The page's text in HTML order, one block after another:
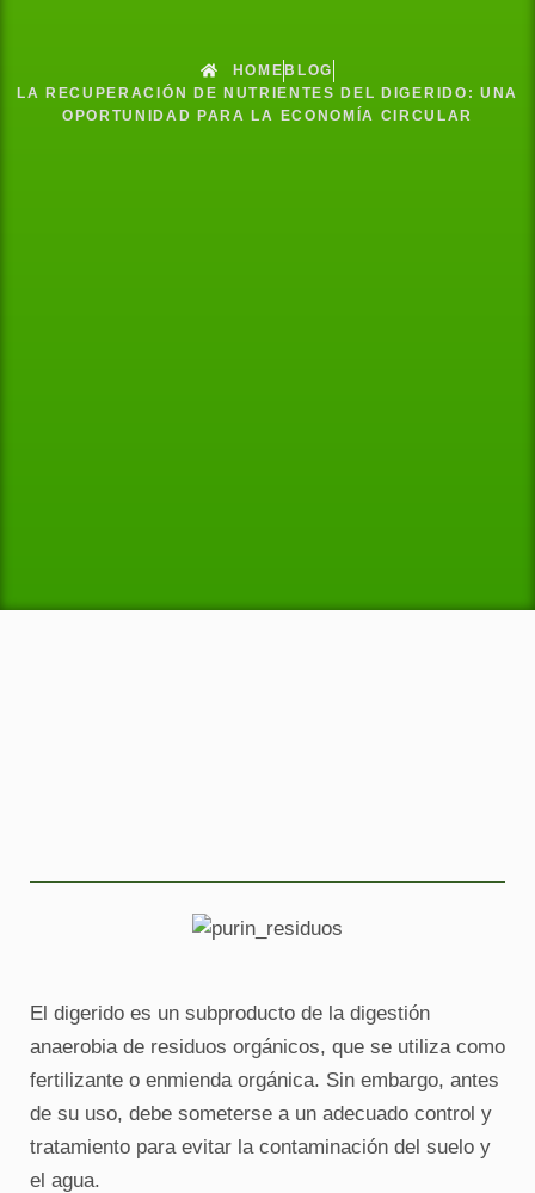
HOMEBLOG
LA RECUPERACIÓN DE NUTRIENTES DEL DIGERIDO: UNA
OPORTUNIDAD PARA LA ECONOMÍA CIRCULAR
El digerido es un subproducto de la digestión
anaerobia de residuos orgánicos, que se utiliza como
fertilizante o enmienda orgánica. Sin embargo, antes
de su uso, debe someterse a un adecuado control y
tratamiento para evitar la contaminación del suelo y
el agua.